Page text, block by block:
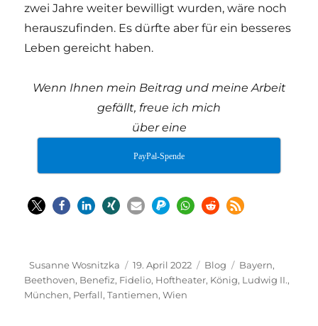
zwei Jahre weiter bewilligt wurden, wäre noch
herauszufinden. Es dürfte aber für ein besseres
Leben gereicht haben.
Wenn Ihnen mein Beitrag und meine Arbeit
gefällt, freue ich mich
über eine
PayPal-Spende
Autor
Susanne Wosnitzka
Veröffentlicht
am
19. April 2022 Kategorien
Blog Schlagwörter
Bayern,
Beethoven, Benefiz, Fidelio, Hoftheater, König, Ludwig II.,
München, Perfall,Tantiemen,Wien